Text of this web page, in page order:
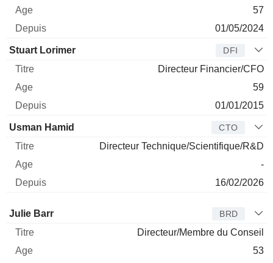
57
01/05/2024
Stuart Lorimer DFI
Directeur Financier/CFO
59
01/01/2015
Usman Hamid CTO
Directeur Technique/Scientifique/R&D
-
16/02/2026
Administrateur
Julie Barr BRD
Directeur/Membre du Conseil
53